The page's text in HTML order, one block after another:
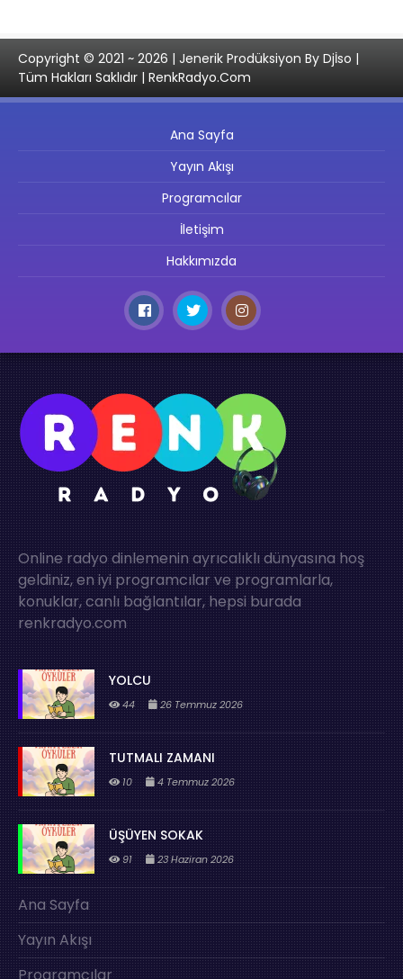
Copyright © 2021 ~ 2026 | Jenerik Prodüksiyon By Djİso |
Tüm Hakları Saklıdır | RenkRadyo.Com
Ana Sayfa
Yayın Akışı
Programcılar
İletişim
Hakkımızda
Online radyo dinlemenin ayrıcalıklı dünyasına hoş
geldiniz, en iyi programcılar ve programlarla,
konuklar, canlı bağlantılar, hepsi burada
renkradyo.com
YOLCU
44 26 Temmuz 2026
TUTMALI ZAMANI
10 4 Temmuz 2026
ÜŞÜYEN SOKAK
91 23 Haziran 2026
Ana Sayfa
Yayın Akışı